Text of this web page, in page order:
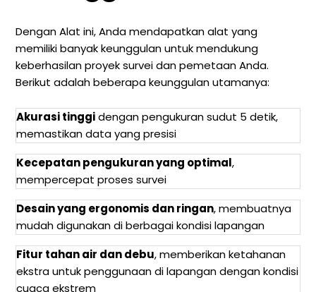
Dengan Alat ini, Anda mendapatkan alat yang
memiliki banyak keunggulan untuk mendukung
keberhasilan proyek survei dan pemetaan Anda.
Berikut adalah beberapa keunggulan utamanya:
Akurasi tinggidengan pengukuran sudut 5 detik,
memastikan data yang presisi
Kecepatan pengukuran yang optimal,
mempercepat proses survei
Desain yang ergonomis dan ringan, membuatnya
mudah digunakan di berbagai kondisi lapangan
Fitur tahan air dan debu, memberikan ketahanan
ekstra untuk penggunaan di lapangan dengan kondisi
cuaca ekstrem